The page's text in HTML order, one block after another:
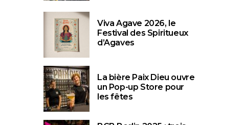
Viva Agave 2026, le
Festival des Spiritueux
d’Agaves
La bière Paix Dieu ouvre
un Pop-up Store pour
les fêtes